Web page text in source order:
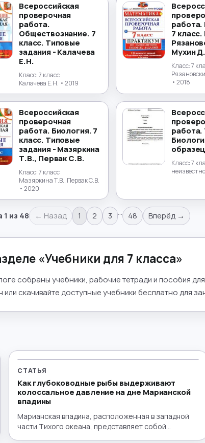
Всероссийская
проверочная
работа.
Обществознание. 7
класс. Типовые
задания - Калачева
Е.Н.
Класс:7 класс
Калачева Е.Н. • 2019
работа.
7
Мухин
Класс:7
• 2018
Всероссийская
проверочная
работа. Биология. 7
класс. Типовые
задания - Мазяркина
Т.В., Первак С.В.
Класс:7 класс
Мазяркина Т.В., Первак С.В.
• 2020
работа.
Класс:7
неизвестно
1 из 48 ← Назад 1 2 3 … 48 Вперёд →
«Учебники для 7 класса»
собраны учебники, рабочие тетради и пособия
или скачивайте доступные учебники бесплатно для
СТАТЬЯ
Как глубоководные рыбы выдерживают
колоссальное давление на дне Марианской
впадины
Марианская впадина, расположенная в западной
части Тихого океана, представляет собой